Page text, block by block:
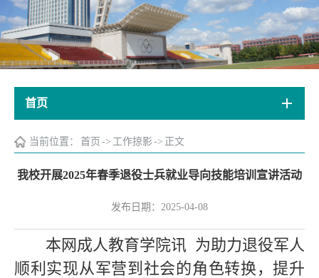
首页
当前位置： 首页 -> 工作掠影 -> 正文
我校开展2025年春季退役士兵就业导向技能培训宣讲活动
发布日期：2025-04-08
本网成人教育学院讯 为助力退役军人
顺利实现从军营到社会的角色转换，提升